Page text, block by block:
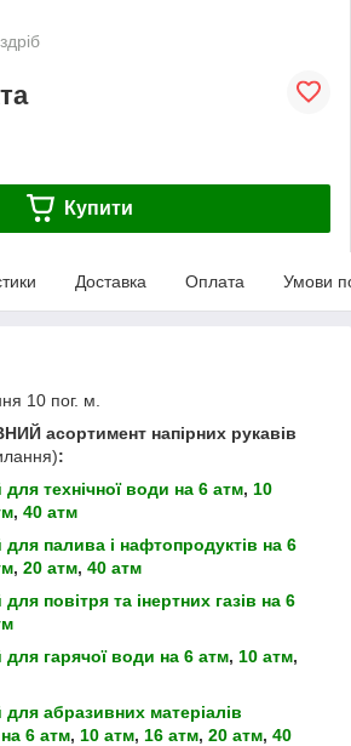
Купити
Доставка Оплата Умови
10 пог. м.
асортимент напірних рукавів
:
для технічної води на 6 атм, 10
, 40 атм
для палива і нафтопродуктів на 6
, 20 атм, 40 атм
повітря та інертних газів на 6
для гарячої води на 6 атм, 10 атм,
для абразивних матеріалів
на 6 атм, 10 атм, 16 атм, 20 атм, 40